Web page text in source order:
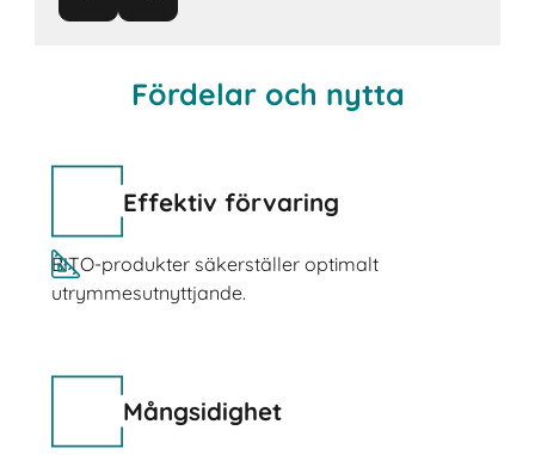
Fördelar och nytta
Effektiv förvaring
BITO-produkter säkerställer optimalt
utrymmesutnyttjande.
Mångsidighet